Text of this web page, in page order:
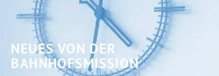
NEUES VON DER
BAHNHOFSMISSION